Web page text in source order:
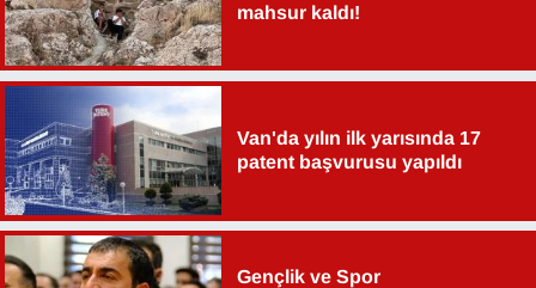
mahsur kaldı!
Van'da yılın ilk yarısında 17
patent başvurusu yapıldı
Gençlik ve Spor